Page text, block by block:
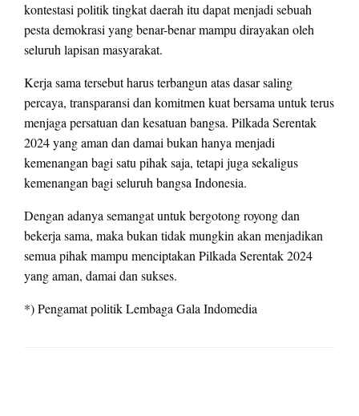
kontestasi politik tingkat daerah itu dapat menjadi sebuah
pesta demokrasi yang benar-benar mampu dirayakan oleh
seluruh lapisan masyarakat.
Kerja sama tersebut harus terbangun atas dasar saling
percaya, transparansi dan komitmen kuat bersama untuk terus
menjaga persatuan dan kesatuan bangsa. Pilkada Serentak
2024 yang aman dan damai bukan hanya menjadi
kemenangan bagi satu pihak saja, tetapi juga sekaligus
kemenangan bagi seluruh bangsa Indonesia.
Dengan adanya semangat untuk bergotong royong dan
bekerja sama, maka bukan tidak mungkin akan menjadikan
semua pihak mampu menciptakan Pilkada Serentak 2024
yang aman, damai dan sukses.
*) Pengamat politik Lembaga Gala Indomedia